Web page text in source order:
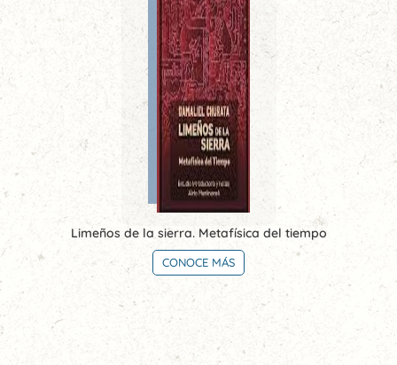
Limeños de la sierra. Metafísica del tiempo
CONOCE MÁS